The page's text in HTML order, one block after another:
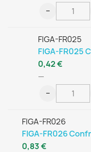
−
FIGA-FR025
FIGA-FR025
—
0,42 €
−
FIGA-FR026
FIGA-FR026
0,83 €